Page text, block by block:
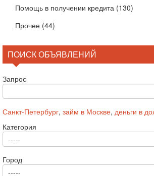
Помощь в получении кредита (130)
Прочее (44)
ПОИСК ОБЪЯВЛЕНИЙ
Запрос
Санкт-Петербург, займ в Москве, деньги в
Категория
Город